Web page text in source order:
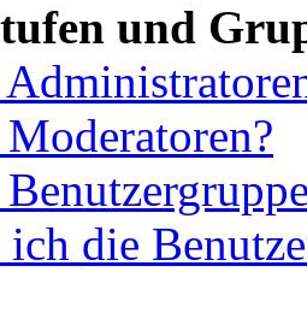
und
die